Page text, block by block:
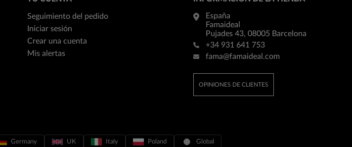
Seguimiento del pedido
Iniciar sesión
Crear una cuenta
Mis alertas
España
Famaideal
Pujades 43, 08005 Barcelona
+34 931 641 753
fama@famaideal.com
OPINIONES DE CLIENTES
Germany UK Italy Poland Global